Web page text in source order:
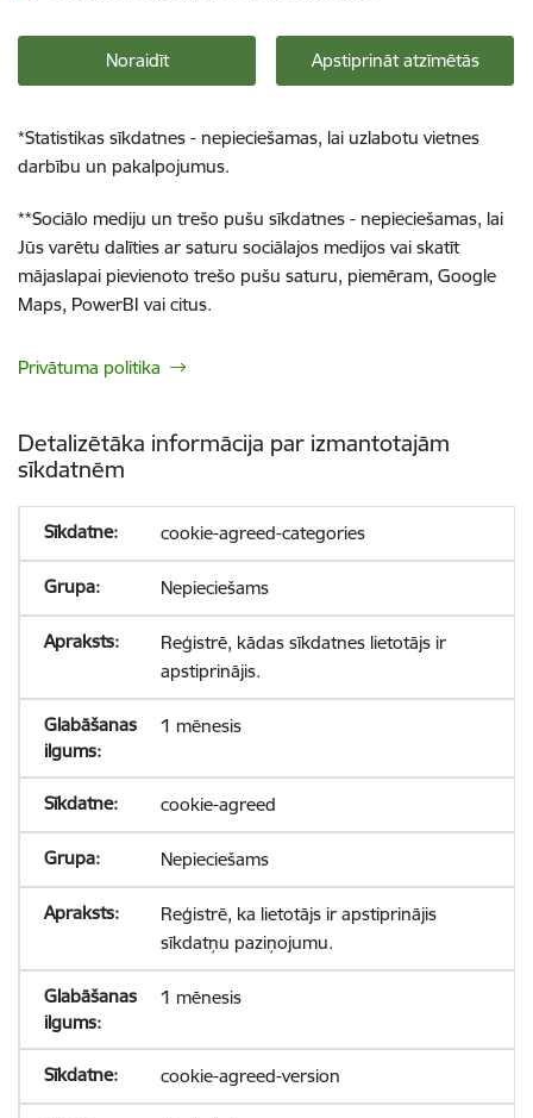
Noraidīt Apstiprināt atzīmētās
*Statistikas sīkdatnes - nepieciešamas, lai uzlabotu vietnes
darbību un pakalpojumus.
**Sociālo mediju un trešo pušu sīkdatnes - nepieciešamas, lai
Jūs varētu dalīties ar saturu sociālajos medijos vai skatīt
mājaslapai pievienoto trešo pušu saturu, piemēram, Google
Maps, PowerBI vai citus.
Privātuma politika
Detalizētāka informācija par izmantotajām
sīkdatnēm
cookie-agreed-categories
Nepieciešams
Reģistrē, kādas sīkdatnes lietotājs ir
apstiprinājis.
1 mēnesis
cookie-agreed
Nepieciešams
Reģistrē, ka lietotājs ir apstiprinājis
sīkdatņu paziņojumu.
1 mēnesis
cookie-agreed-version